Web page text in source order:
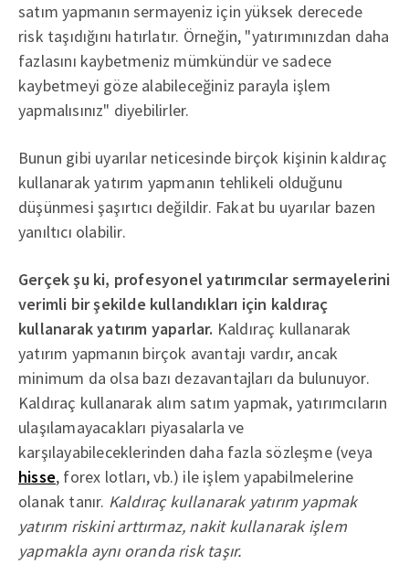
satım yapmanın sermayeniz için yüksek derecede
risk taşıdığını hatırlatır. Örneğin, "yatırımınızdan daha
fazlasını kaybetmeniz mümkündür ve sadece
kaybetmeyi göze alabileceğiniz parayla işlem
yapmalısınız" diyebilirler.
Bunun gibi uyarılar neticesinde birçok kişinin kaldıraç
kullanarak yatırım yapmanın tehlikeli olduğunu
düşünmesi şaşırtıcı değildir. Fakat bu uyarılar bazen
yanıltıcı olabilir.
Gerçek şu ki, profesyonel yatırımcılar sermayelerini
verimli bir şekilde kullandıkları için kaldıraç
kullanarak yatırım yaparlar. Kaldıraç kullanarak
yatırım yapmanın birçok avantajı vardır, ancak
minimum da olsa bazı dezavantajları da bulunuyor.
Kaldıraç kullanarak alım satım yapmak, yatırımcıların
ulaşılamayacakları piyasalarla ve
karşılayabileceklerinden daha fazla sözleşme (veya
hisse, forex lotları, vb.) ile işlem yapabilmelerine
olanak tanır. Kaldıraç kullanarak yatırım yapmak
yatırım riskini arttırmaz, nakit kullanarak işlem
yapmakla aynı oranda risk taşır.